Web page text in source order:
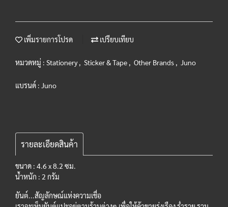
เพิ่มรายการโปรด เปรียบเทียบ
หมวดหมู่ : Stationery, Sticker & Tape , Other Brands , Juno
แบรนด์ : Juno
รายละเอียดสินค้า
ขนาด : 4.6 x 8.2 ซม.
น้ำหนัก : 2 กรัม
ยันต์...สัญลักษณ์แห่งความเชื่อ